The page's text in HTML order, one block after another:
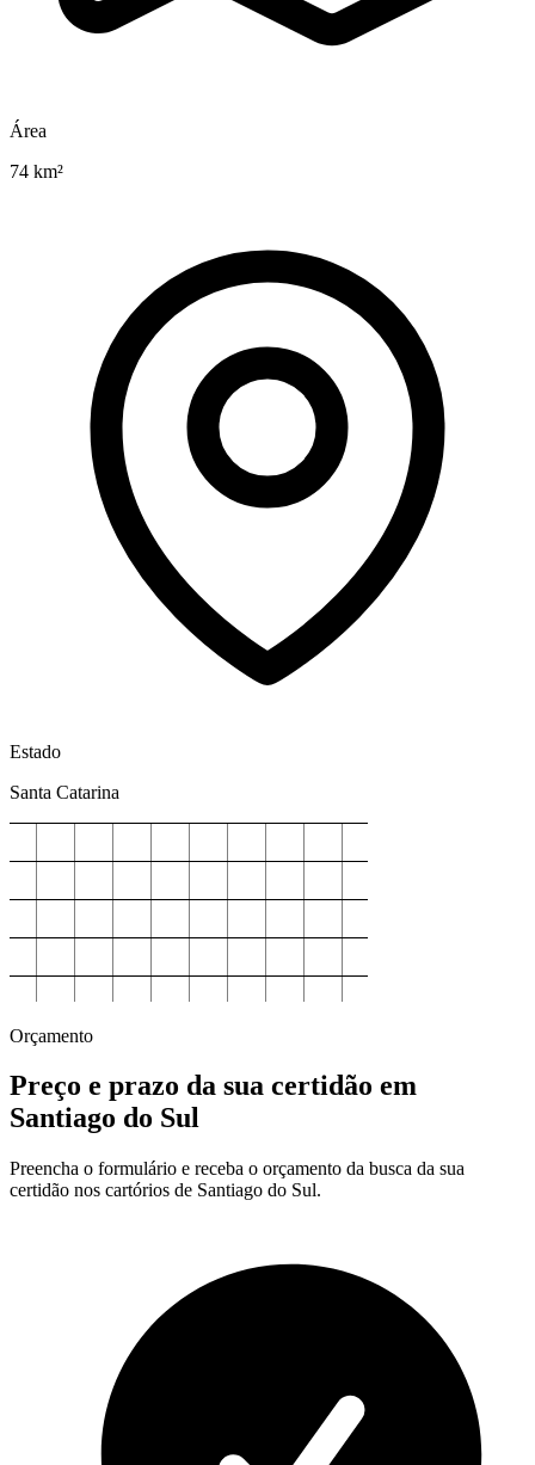
Área
74 km²
Estado
Santa Catarina
Orçamento
Preço e prazo da sua certidão em
Santiago do Sul
Preencha o formulário e receba o orçamento da busca da sua
certidão nos cartórios de Santiago do Sul.